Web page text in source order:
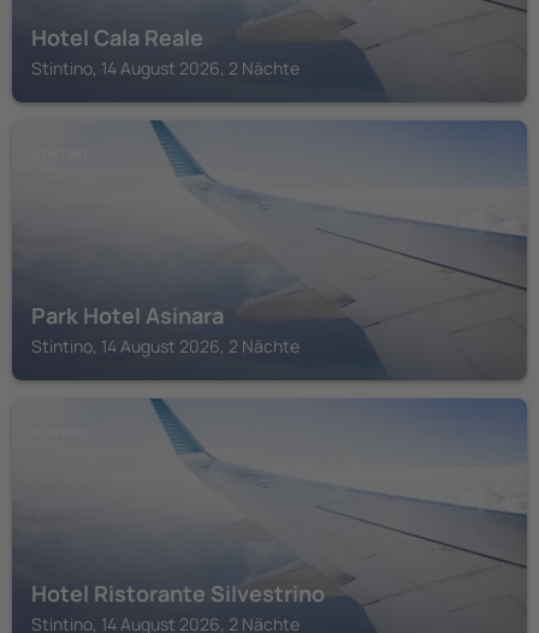
Hotel Cala Reale
Stintino, 14 August 2026, 2 Nächte
Park Hotel Asinara
Stintino, 14 August 2026, 2 Nächte
Hotel Ristorante Silvestrino
Stintino, 14 August 2026, 2 Nächte